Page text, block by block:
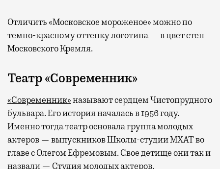
Отличить «Московское мороженое» можно по
темно-красному оттенку логотипа — в цвет стен
Московского Кремля.
Театр «Современник»
«Современник»называют сердцем Чистопрудного
бульвара. Его история началась в 1956 году.
Именно тогда театр основала группа молодых
актеров — выпускников Школы-студии МХАТ во
главе с Олегом Ефремовым. Свое детище они так и
назвали — Студия молодых актеров.